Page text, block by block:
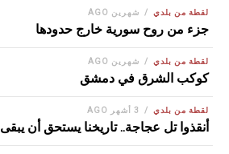
لقطة من بلدي شهرين AGO
جزء من روح سورية خارج حدودها
لقطة من بلدي شهرين AGO
كوكب الشرق في دمشق
لقطة من بلدي
أنقذوا تل عجاجة.. تاريخنا يستحق أن يبقى